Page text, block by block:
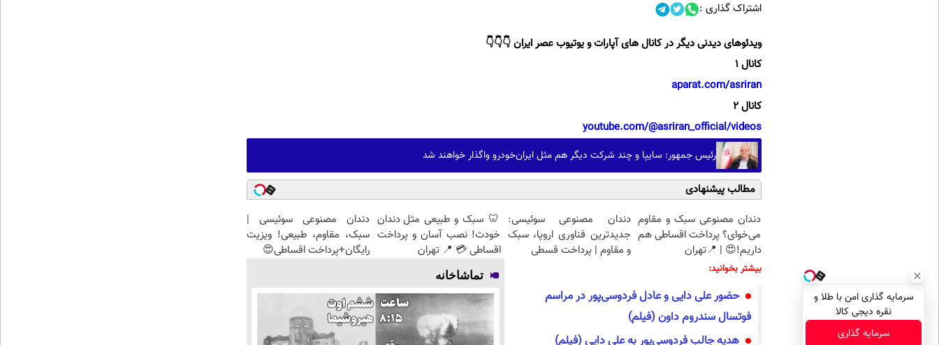
اشتراک گذاری :
ویدئوهای دیدنی دیگر در کانال های آپارات و یوتیوب عصر ایران 👇👇👇
کانال 1
aparat.com/asriran
کانال 2
youtube.com/@asriran_official/videos
رئیس جمهور: سایپا و چند شرکت دیگر هم مثل ایران‌خودرو واگذار خواهند شد
مطالب پیشنهادی
دندان مصنوعی سبک و مقاوم
می‌خوای؟ پرداخت اقساطی هم
داریم!😍 | 📍تهران
دندان مصنوعی سوئیسی:
جدیدترین فناوری اروپا، سبک
و مقاوم | پرداخت قسطی
🦷 سبک و طبیعی مثل دندان
خودت! نصب آسان و پرداخت
اقساطی 💳 📍 تهران
دندان مصنوعی سوئیسی |
سبک، مقاوم، طبیعی! ویزیت
رایگان+پرداخت اقساطی😍
بیشتر بخوانید:
حضور علی دایی و عادل فردوسی‌پور در مراسم
فوتسال سندروم داون (فیلم)
هدیه جالب فردوسی‌پور به علی دایی (فیلم)
تماشاخانه
سرمایه گذاری امن با طلا و
نقره دیجی کالا
سرمایه گذاری